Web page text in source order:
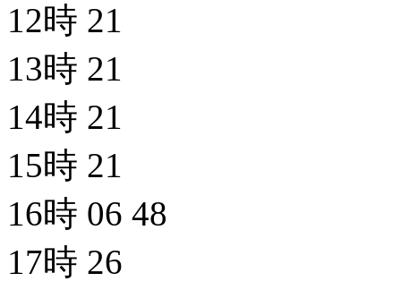
12時 21
13時 21
14時 21
15時 21
16時 06 48
17時 26